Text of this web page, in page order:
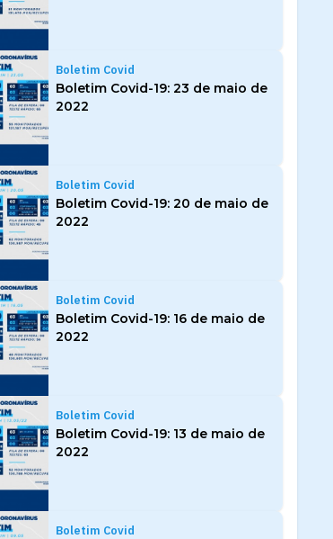
Boletim Covid
Boletim Covid-19: 23 de maio de
2022
Boletim Covid
Boletim Covid-19: 20 de maio de
2022
Boletim Covid
Boletim Covid-19: 16 de maio de
2022
Boletim Covid
Boletim Covid-19: 13 de maio de
2022
Boletim Covid